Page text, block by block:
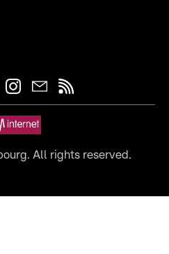
All rights reserved.